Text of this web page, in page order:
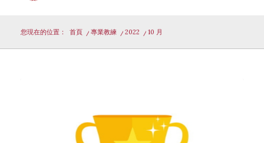
您現在的位置： 首頁 / 專業教練 / 2022 / 10 月